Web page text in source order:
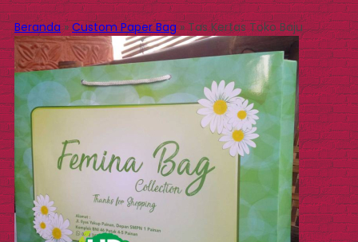
Beranda»Custom Paper Bag»Tas Kertas Toko Baju